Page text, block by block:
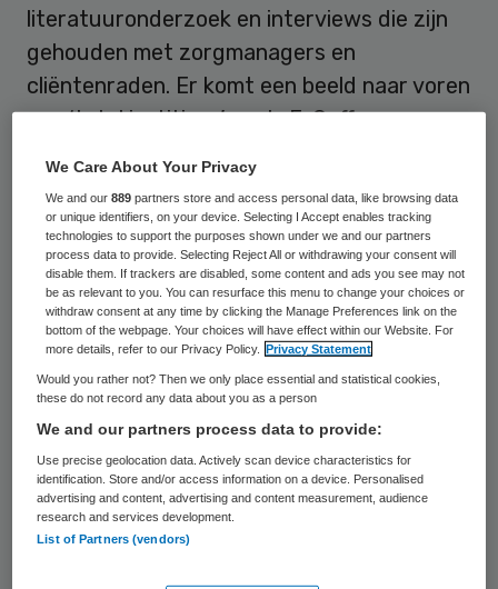
literatuuronderzoek en interviews die zijn
gehouden met zorgmanagers en
cliëntenraden. Er komt een beeld naar voren
van ‘total institions’ zoals E. Goffman
leefomgeving is slecht voor het welzijn en
welbevinden van mensen. In het ergste
geval kunnen deze leefomgevingen bij
verpleeghuisbewoners leiden tot
disculturatie en mortificatie (het afleren
van sociale vaardigheden en het verliezen
van je eigen identiteit en persoonlijkheid).
Naast het verliezen van sociale
vaardigheden, je eigen identiteit en
persoonlijkheid is een institutionele
leefomgeving niet prettig voor bezoekers
We Care About Your Privacy
We and our889 partners store and access personal data, like browsing data
or unique identifiers, on your device. Selecting I Accept enables tracking
technologies to support the purposes shown under we and our partners
process data to provide. Selecting Reject All or withdrawing your consent will
disable them. If trackers are disabled, some content and ads you see may not
be as relevant to you. You can resurface this menu to change your choices or
withdraw consent at any time by clicking the Manage Preferences link on the
bottom of the webpage. Your choices will have effect within our Website. For
more details, refer to our Privacy Policy.
Privacy Statement
Would you rather not? Then we only place essential and statistical cookies,
these do not record any data about you as a person
We and our partners process data to provide:
Use precise geolocation data. Actively scan device characteristics for
identification. Store and/or access information on a device. Personalised
advertising and content, advertising and content measurement, audience
research and services development.
List of Partners (vendors)